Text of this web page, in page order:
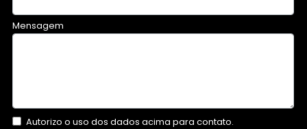
Mensagem
Autorizo o uso dos dados acima para contato.